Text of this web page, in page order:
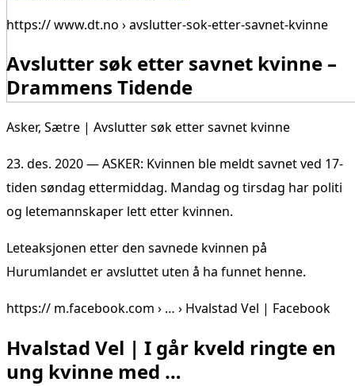
https:// www.dt.no › avslutter-sok-etter-savnet-kvinne
Avslutter søk etter savnet kvinne –
Drammens Tidende
Asker, Sætre | Avslutter søk etter savnet kvinne
23. des. 2020 — ASKER: Kvinnen ble meldt savnet ved 17-
tiden søndag ettermiddag. Mandag og tirsdag har politi
og letemannskaper lett etter kvinnen.
Leteaksjonen etter den savnede kvinnen på
Hurumlandet er avsluttet uten å ha funnet henne.
https:// m.facebook.com › … › Hvalstad Vel | Facebook
Hvalstad Vel | I går kveld ringte en
ung kvinne med …